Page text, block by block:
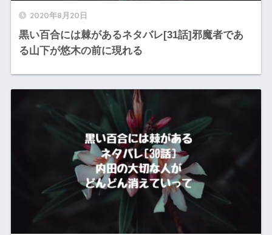
2020年8月20日
黒い百合には棘があるネタバレ[31話]邪魔者であ
る山下が悠木の前に現れる